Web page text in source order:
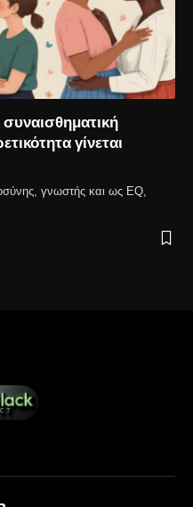
συναισθηματική
γίνεται
γνωστής και ως EQ,